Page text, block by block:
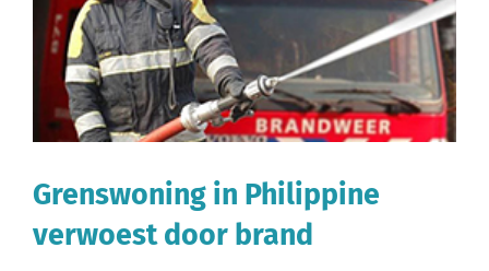
Grenswoning in Philippine
verwoest door brand